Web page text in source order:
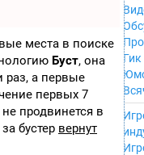
места в поиске
Буст, она
раз, а первые
первых 7
продвинется в
за бустер вернут
Android
iPhone, iPod,
iPad
MacOS
Sega Mega Drive
NES
Гик